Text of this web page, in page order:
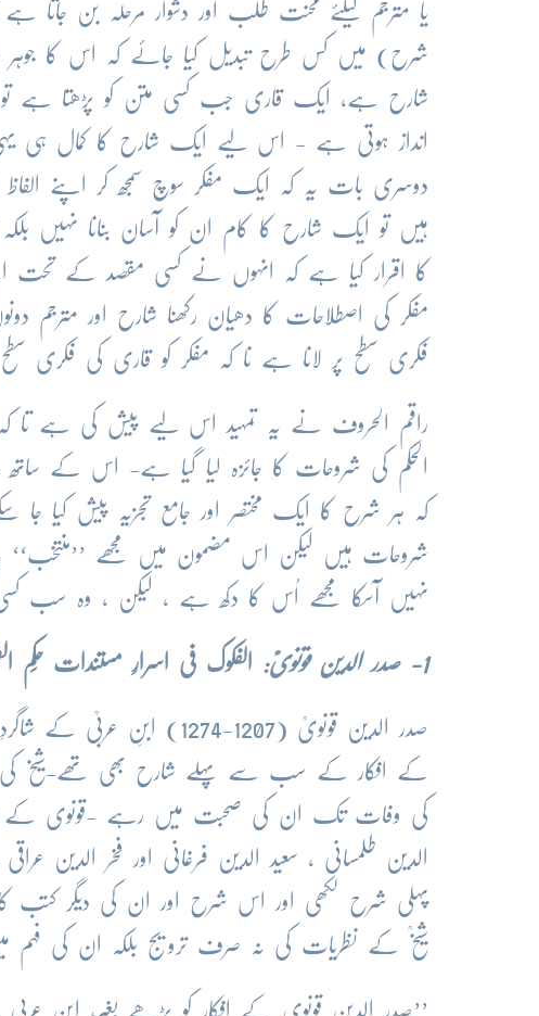
یا مترجم کیلئے محنت طلب اور دشوار مرحلہ بن
شرح) میں کس طرح تبدیل کیا جائے کہ اس کا جوہر
شارح ہے، ایک قاری جب کسی متن کو پڑھتا ہے
انداز ہوتی ہے - اس لیے ایک شارح کا کمال ہی
دوسری بات یہ کہ ایک مفکر سوچ سمجھ کر اپنے
ہیں تو ایک شارح کا کام ان کو آسان بنانا نہیں
کا اقرار کیا ہے کہ انہوں نے کسی مقصد کے
مفکر کی اصطلاحات کا دھیان رکھنا شارح اور
فکری سطح پر لانا ہے نا کہ مفکر کو قاری کی فکری سطح
راقم الحروف نے یہ تمہید اس لیے پیش کی ہے تا کہ
الحکم کی شروحات کا جائزہ لیا گیا ہے- اس کے ساتھ
کہ ہر شرح کا ایک مختصر اور جامع تجزیہ پیش کیا
شروحات ہیں لیکن اس مضمون میں مجھے ’’منتخب‘‘
نہیں آسکا مجھے اُس کا دکھ ہے ، لیکن ، وہ سب
1- صدر الدین قونویؒ: الفکوک فی اسرارِ مستندات حِکَم
صدر الدین قونویؒ (1207-
کی وفات تک ان کی صحبت میں رہے -قونوی کے
الدین طلمسانی ، سعید الدین فرغانی اور فخر
پہلی شرح لکھی اور اس شرح اور ان کی دیگر کتب
شیخؒ کے نظریات کی نہ صرف ترویج بلکہ ان کی فہم میں
’’صدر الدین قونوی کے افکار کو پڑھے بغیر، ابنِ